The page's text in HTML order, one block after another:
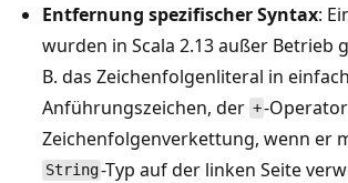
Entfernung spezifischer Syntax:
wurden in Scala 2.13 außer Betrieb
B. das Zeichenfolgenliteral in
Anführungszeichen, der +-
Zeichenfolgenverkettung, wenn er
String-Typ auf der linken Seite